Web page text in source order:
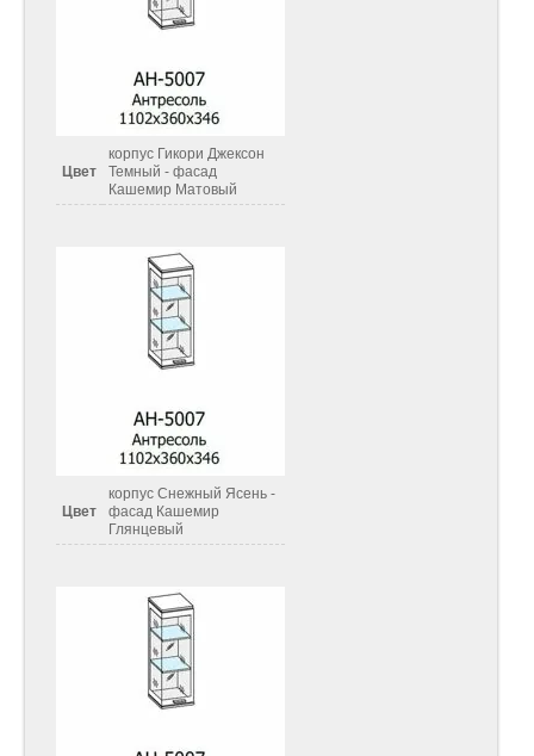
Цвет
корпус Гикори Джексон
Темный - фасад
Кашемир Матовый
Цвет
корпус Снежный Ясень -
фасад Кашемир
Глянцевый